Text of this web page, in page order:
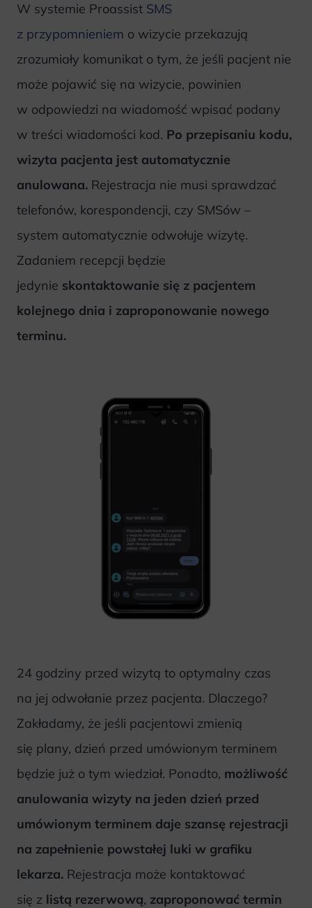
W systemie Proassist SMS
z przypomnieniem o wizycie przekazują
zrozumiały komunikat o tym, że jeśli pacjent nie
może pojawić się na wizycie, powinien
w odpowiedzi na wiadomość wpisać podany
w treści wiadomości kod. Po przepisaniu kodu,
wizyta pacjenta jest automatycznie
anulowana. Rejestracja nie musi sprawdzać
telefonów, korespondencji, czy SMSów –
system automatycznie odwołuje wizytę.
Zadaniem recepcji będzie
jedynie skontaktowanie się z pacjentem
kolejnego dnia i zaproponowanie nowego
terminu.
24 godziny przed wizytą to optymalny czas
na jej odwołanie przez pacjenta. Dlaczego?
Zakładamy, że jeśli pacjentowi zmienią
się plany, dzień przed umówionym terminem
będzie już o tym wiedział. Ponadto, możliwość
anulowania wizyty na jeden dzień przed
umówionym terminem daje szansę rejestracji
na zapełnienie powstałej luki w grafiku
lekarza. Rejestracja może kontaktować
się z listą rezerwową, zaproponować termin